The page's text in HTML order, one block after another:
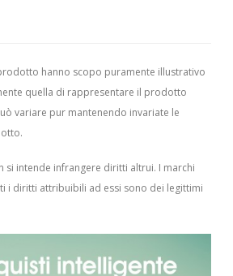
hanno scopo puramente illustrativo
quella di rappresentare il prodotto
variare pur mantenendo invariate le
si intende infrangere diritti altrui. I marchi
i diritti attribuibili ad essi sono dei legittimi